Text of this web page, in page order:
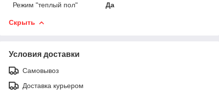
Режим "теплый пол"
Да
Скрыть
Условия доставки
Самовывоз
Доставка курьером